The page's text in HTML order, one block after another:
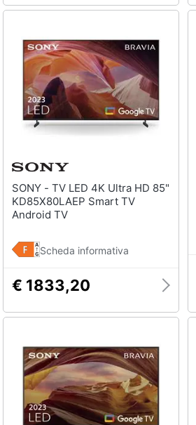
SONY - TV LED 4K Ultra HD 85"
KD85X80LAEP Smart TV
Android TV
Scheda informativa
€ 1833,20